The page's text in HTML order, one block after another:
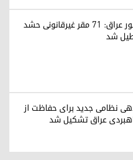
وزارت کشور عراق: ۷۱ مقر غیرقانونی حشد
شد
نظامی جدید برای حفاظت از
عراق تشکیل شد